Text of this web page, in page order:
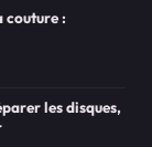
couture :
les disques,